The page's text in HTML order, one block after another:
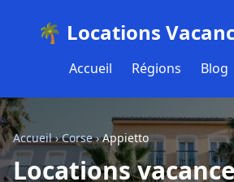
🌴 Locations
Accueil Régions Blog
Accueil›Corse›Appietto
Locations